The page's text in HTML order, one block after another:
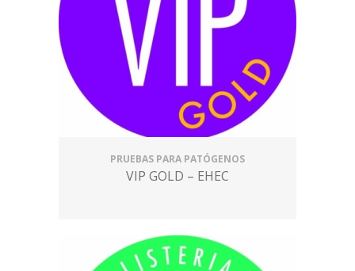
PRUEBAS PARA PATÓGENOS
VIP GOLD – EHEC